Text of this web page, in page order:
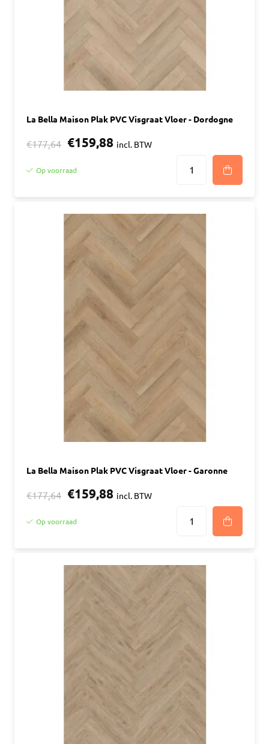
La Bella Maison Plak PVC Visgraat Vloer - Dordogne
€177,64 €159,88 incl. BTW
Op voorraad
La Bella Maison Plak PVC Visgraat Vloer - Garonne
€177,64 €159,88 incl. BTW
Op voorraad